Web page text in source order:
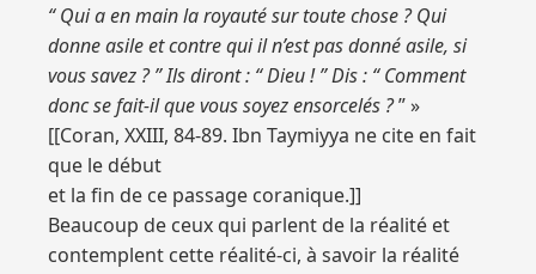
“ Qui a en main la royauté sur toute chose ? Qui
donne asile et contre qui il n’est pas donné asile, si
vous savez ? ” Ils diront : “ Dieu ! ” Dis : “ Comment
donc se fait-il que vous soyez ensorcelés ?” »
[[Coran, XXIII, 84-89. Ibn Taymiyya ne cite en fait
que le début
et la fin de ce passage coranique.]]
Beaucoup de ceux qui parlent de la réalité et
contemplent cette réalité-ci, à savoir la réalité